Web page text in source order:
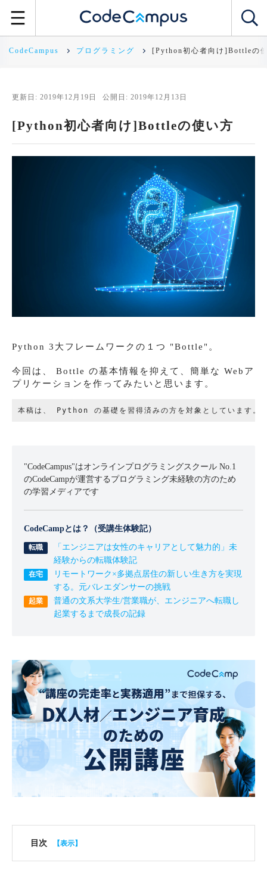
CodeCampus プログラミング [Python初心者向け]Bottleの
更新日: 2019年12月19日 公開日: 2019年12月13日
[Python初心者向け]Bottleの使い方
Python 3大フレームワークの１つ "Bottle"。
今回は、 Bottle の基本情報を抑えて、簡単な Webア
プリケーションを作ってみたいと思います。
"CodeCampus"はオンラインプログラミングスクール No.1
のCodeCampが運営するプログラミング未経験の方のため
の学習メディアです
CodeCampとは？（受講生体験記）
「エンジニアは女性のキャリアとして魅力的」未
経験からの転職体験記
リモートワーク×多拠点居住の新しい生き方を実現
する。元バレエダンサーの挑戦
普通の文系大学生/営業職が、エンジニアへ転職し
起業するまで成長の記録
目次